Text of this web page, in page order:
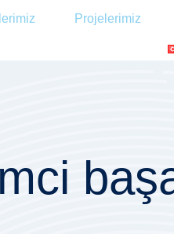
Projelerimiz